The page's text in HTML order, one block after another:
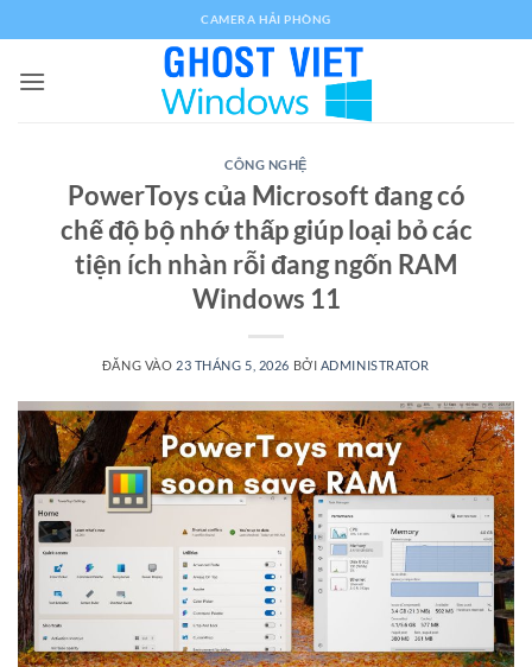
qua
nội
CAMERA HẢI PHÒNG
CÔNG NGHỆ
PowerToys của Microsoft đang có
chế độ bộ nhớ thấp giúp loại bỏ các
tiện ích nhàn rỗi đang ngốn RAM
Windows 11
ĐĂNG VÀO 23 THÁNG 5, 2026 BỞI ADMINISTRATOR